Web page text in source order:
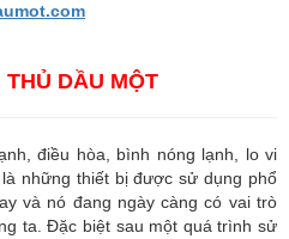
com
DẦU MỘT
điều hòa, bình nóng lạnh, lo vi
những thiết bị được sử dụng phổ
và nó đang ngày càng có vai trò
ta. Đặc biệt sau một quá trình sử